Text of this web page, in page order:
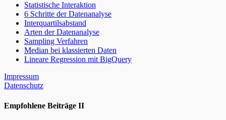
Statistische Interaktion
6 Schritte der Datenanalyse
Interquartilsabstand
Arten der Datenanalyse
Sampling Verfahren
Median bei klassierten Daten
Lineare Regression mit BigQuery
Impressum
Datenschutz
Empfohlene Beiträge II